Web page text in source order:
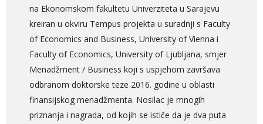
na Ekonomskom fakultetu Univerziteta u Sarajevu
kreiran u okviru Tempus projekta u suradnji s Faculty
of Economics and Business, University of Vienna i
Faculty of Economics, University of Ljubljana, smjer
Menadžment / Business koji s uspjehom završava
odbranom doktorske teze 2016. godine u oblasti
finansijskog menadžmenta. Nosilac je mnogih
priznanja i nagrada, od kojih se ističe da je dva puta